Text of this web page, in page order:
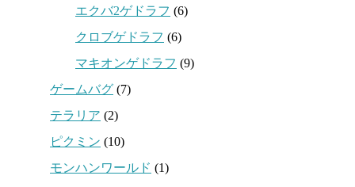
エクバ2ゲドラフ (6)
クロブゲドラフ (6)
マキオンゲドラフ (9)
ゲームバグ (7)
テラリア (2)
ピクミン (10)
モンハンワールド (1)